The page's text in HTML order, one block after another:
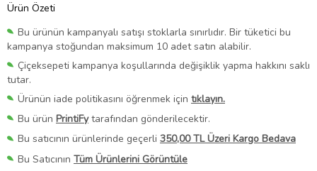
Ürün Özeti
Bu ürünün kampanyalı satışı stoklarla sınırlıdır. Bir tüketici bu
kampanya stoğundan maksimum 10 adet satın alabilir.
Çiçeksepeti kampanya koşullarında değişiklik yapma hakkını saklı
tutar.
Ürünün iade politikasını öğrenmek için tıklayın.
Bu ürün PrintiFytarafından gönderilecektir.
Bu satıcının ürünlerinde geçerli 350,00 TL Üzeri Kargo Bedava
Bu Satıcının Tüm Ürünlerini Görüntüle